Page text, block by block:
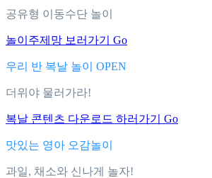
공유형 이동수단 놀이
놀이주제망 보러가기 Go
우리 반 복날 놀이 OPEN
더위야 물러가라!
복날 콘텐츠 다운로드 하러가기 Go
맛있는 영아 오감놀이
과일, 채소와 신나게 놀자!